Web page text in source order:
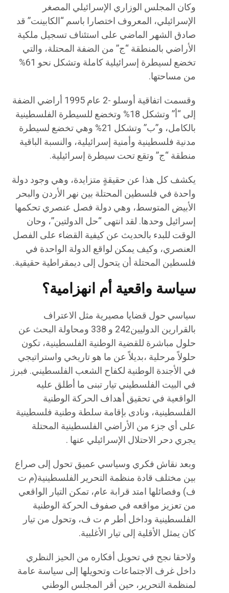
وكان المجلس الوزاري الإسرائيلي المصغر
الإسرائيلي، المعروف اختصارا باسم “الكابينت” قد
صادق الشهر الماضي على استئناف تسجيل ملكية
الأراضي بالمنطقة “ج” من الضفة المحتلة، والتي
تخضع لسيطرة إسرائيلية كاملة وتشكل نحو 61%
من مساحتها.
وقسمت اتفاقية أوسلو -2 عام 1995 أراضي الضفة
إلى “أ” وتشكل 18% وتخضع للسيطرة الفلسطينية
بالكامل، و”ب” وتشكل 21% وهي تخضع لسيطرة
مدنية فلسطينية وأمنية إسرائيلية، والنسبة الباقية
منطقة “ج” وتقع تحت سيطرة إسرائيلية.
يكشف كل هذا عن حقيقةٍ متزايدة، وهي وجود دولة
واحدة في فلسطين المحتلة بين نهر الأردن والبحر
الأبيض المتوسط، وهي دولة فصل عنصري تحكمها
إسرائيل وحدها. لقد انتهى “حل الدولتين”، وحان
الوقت للبدء بالحديث عن كيفية القضاء على الفصل
العنصري، وكيف يمكن لواقع الدولة الواحدة في
فلسطين المحتلة أن يتحول إلى ديمقراطية حقيقية.
سياسة واقعية أم انهزامية؟
سياسي حول قضايا مصيرية مثل الاعتراف
بالقرارين الدوليين242 و 338 ومحاولة البحث عن
حلول مباشرة للقضية الوطنية الفلسطينية، تكون
حلولاً مرحلية ،بديلاً عن ما هو تاريخي واستراتيجي
في الأجندة الوطنية لكفاح الشعب الفلسطيني. فبرز
في البيت الفلسطيني تيار تبنى ما أطلق عليه
الواقعية في تحقيق أهداف الحركة الوطنية
الفلسطينية، ونادى بإقامة سلطة وطنية فلسطينية
على أي جزء من الأراضي الفلسطينية المحتلة
يجري دحر الاحتلال الإسرائيلي عنها .
وبعد نقاش فكري وسياسي عميق تحول إلى صراع
بين مختلف قادة منظمة التحرير الفلسطينية(م ت
ف) وفصائلها امتد قرابة عام، تمكن التيار الواقعي
من تعزيز مواقعه في صفوف الحركة الوطنية
الفلسطينية وداخل أطر م ت ف، وتحول من تيار
كان يمثل الأقلية إلى تيار الأغلبية.
ولاحقا نجح في تحويل أفكاره من الحيز النظري
داخل غرف الاجتماعات وتحويلها إلى سياسة عامة
لمنظمة التحرير، حين أقر المجلس الوطني